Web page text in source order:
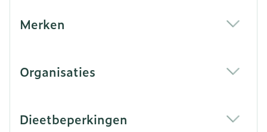
Merken
Organisaties
Dieetbeperkingen